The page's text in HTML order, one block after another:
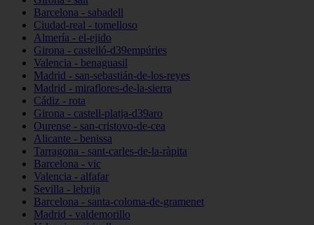
Barcelona - sabadell
Ciudad-real - tomelloso
Almería - el-ejido
Girona - castelló-d39empúries
Valencia - benaguasil
Madrid - san-sebastián-de-los-reyes
Madrid - miraflores-de-la-sierra
Cádiz - rota
Girona - castell-platja-d39aro
Ourense - san-cristovo-de-cea
Alicante - benissa
Tarragona - sant-carles-de-la-ràpita
Barcelona - vic
Valencia - alfafar
Sevilla - lebrija
Barcelona - santa-coloma-de-gramenet
Madrid - valdemorillo